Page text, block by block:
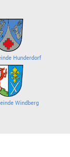
Hunderdorf
Windberg